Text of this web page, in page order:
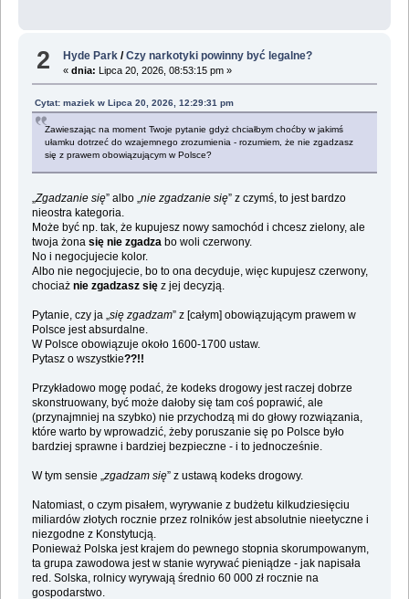
2 Hyde Park /Czy narkotyki powinny być legalne?
«dnia: Lipca 20, 2026, 08:53:15 pm »
Cytat: maziek w Lipca 20, 2026, 12:29:31 pm
Zawieszając na moment Twoje pytanie gdyż chciałbym choćby w jakimś
ułamku dotrzeć do wzajemnego zrozumienia - rozumiem, że nie zgadzasz
się z prawem obowiązującym w Polsce?
„Zgadzanie się” albo „nie zgadzanie się” z czymś, to jest bardzo
nieostra kategoria.
Może być np. tak, że kupujesz nowy samochód i chcesz zielony, ale
twoja żona się nie zgadzabo woli czerwony.
No i negocjujecie kolor.
Albo nie negocjujecie, bo to ona decyduje, więc kupujesz czerwony,
chociaż nie zgadzasz sięz jej decyzją.
Pytanie, czy ja „się zgadzam” z [całym] obowiązującym prawem w
Polsce jest absurdalne.
W Polsce obowiązuje około 1600-1700 ustaw.
Pytasz o wszystkie??!!
Przykładowo mogę podać, że kodeks drogowy jest raczej dobrze
skonstruowany, być może dałoby się tam coś poprawić, ale
(przynajmniej na szybko) nie przychodzą mi do głowy rozwiązania,
które warto by wprowadzić, żeby poruszanie się po Polsce było
bardziej sprawne i bardziej bezpieczne - i to jednocześnie.
W tym sensie „zgadzam się” z ustawą kodeks drogowy.
Natomiast, o czym pisałem, wyrywanie z budżetu kilkudziesięciu
miliardów złotych rocznie przez rolników jest absolutnie nieetyczne i
niezgodne z Konstytucją.
Ponieważ Polska jest krajem do pewnego stopnia skorumpowanym,
ta grupa zawodowa jest w stanie wyrywać pieniądze - jak napisała
red. Solska, rolnicy wyrywają średnio 60 000 zł rocznie na
gospodarstwo.